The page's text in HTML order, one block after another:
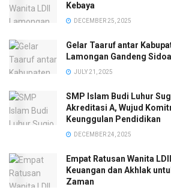
Kebaya
DECEMBER 25, 2025
Gelar Taaruf antar
Lamongan Gandeng
JULY 21, 2025
SMP Islam Budi Luhur
Akreditasi A, Wujud
Keunggulan Pendidikan
DECEMBER 24, 2025
Empat Ratusan Wanita
Keuangan dan Akhlak
Zaman